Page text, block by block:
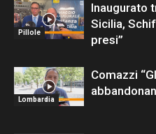
Pillole
Inaugurato
Sicilia,
presi”
Lombardia
Comazzi